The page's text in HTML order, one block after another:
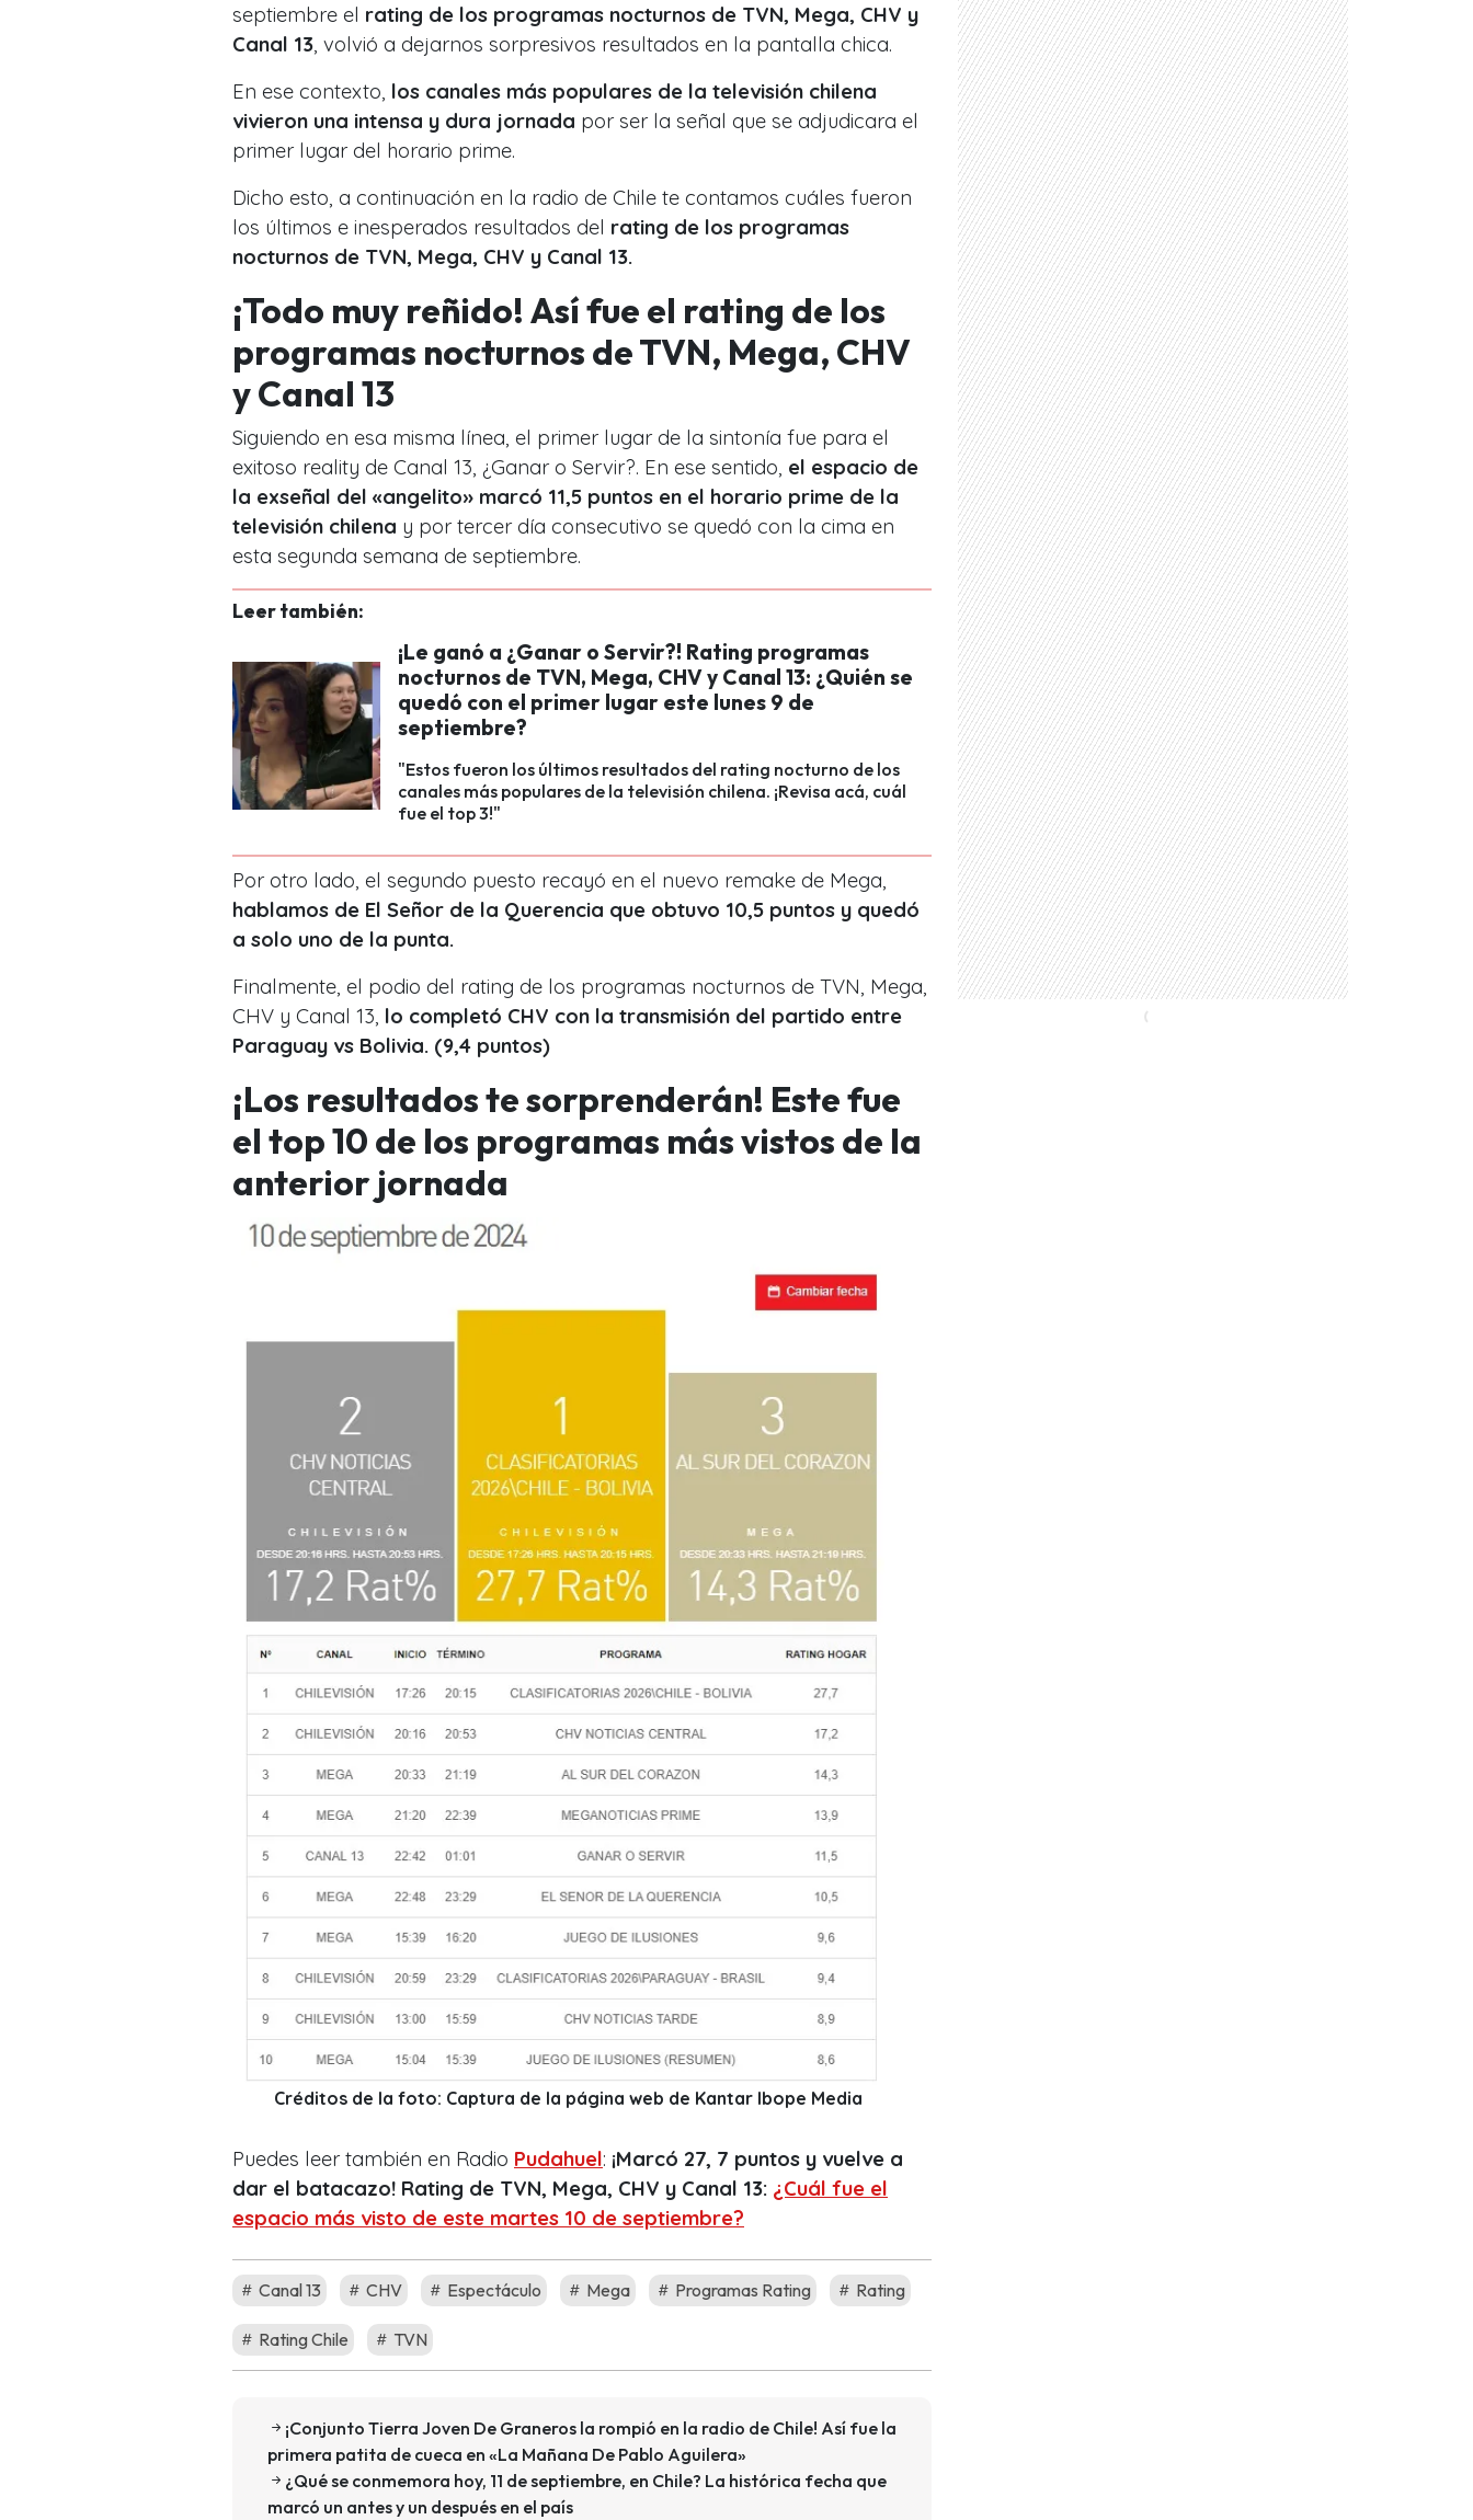
septiembre el rating de los programas nocturnos de TVN, Mega, CHV y
Canal 13 , volvió a dejarnos sorpresivos resultados en la pantalla chica.
En ese contexto, los canales más populares de la televisión chilena
vivieron una intensa y dura jornada por ser la señal que se adjudicara el
primer lugar del horario prime.
Dicho esto, a continuación en la radio de Chile te contamos cuáles fueron
los últimos e inesperados resultados del rating de los programas
nocturnos de TVN, Mega, CHV y Canal 13.
¡Todo muy reñido! Así fue el rating de los
programas nocturnos de TVN, Mega, CHV
y Canal 13
Siguiendo en esa misma línea, el primer lugar de la sintonía fue para el
exitoso reality de Canal 13, ¿Ganar o Servir?. En ese sentido, el espacio de
la exseñal del «angelito» marcó 11,5 puntos en el horario prime de la
televisión chilena y por tercer día consecutivo se quedó con la cima en
esta segunda semana de septiembre.
Leer también:
¡Le ganó a ¿Ganar o Servir?! Rating programas
nocturnos de TVN, Mega, CHV y Canal 13: ¿Quién se
quedó con el primer lugar este lunes 9 de
septiembre?
"Estos fueron los últimos resultados del rating nocturno de los
canales más populares de la televisión chilena. ¡Revisa acá, cuál
fue el top 3!"
Por otro lado, el segundo puesto recayó en el nuevo remake de Mega,
hablamos de El Señor de la Querencia que obtuvo 10,5 puntos y quedó
a solo uno de la punta.
Finalmente, el podio del rating de los programas nocturnos de TVN, Mega,
CHV y Canal 13, lo completó CHV con la transmisión del partido entre
Paraguay vs Bolivia. (9,4 puntos)
¡Los resultados te sorprenderán! Este fue
el top 10 de los programas más vistos de la
anterior jornada
Créditos de la foto: Captura de la página web de Kantar Ibope Media
Puedes leer también en Radio Pudahuel: ¡Marcó 27, 7 puntos y vuelve a
dar el batacazo! Rating de TVN, Mega, CHV y Canal 13: ¿Cuál fue el
espacio más visto de este martes 10 de septiembre?
Canal 13 CHV Espectáculo Mega Programas Rating Rating
Rating Chile TVN
¡Conjunto Tierra Joven De Graneros la rompió en la radio de Chile! Así fue la
primera patita de cueca en «La Mañana De Pablo Aguilera»
¿Qué se conmemora hoy, 11 de septiembre, en Chile? La histórica fecha que
marcó un antes y un después en el país